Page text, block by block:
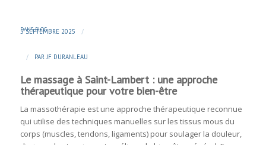
5 SEPTEMBRE 2025 /
DANSBLOG
/ PAR JF DURANLEAU
Le massage à Saint-Lambert : une approche
thérapeutique pour votre bien-être
La massothérapie est une approche thérapeutique reconnue
qui utilise des techniques manuelles sur les tissus mous du
corps (muscles, tendons, ligaments) pour soulager la douleur,